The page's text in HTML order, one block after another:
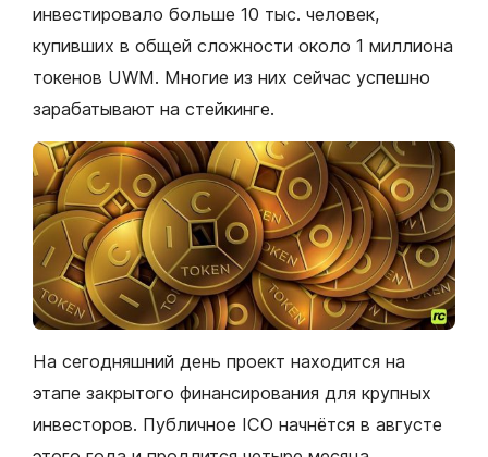
инвестировало больше 10 тыс. человек,
купивших в общей сложности около 1 миллиона
токенов UWM. Многие из них сейчас успешно
зарабатывают на стейкинге.
На сегодняшний день проект находится на
этапе закрытого финансирования для крупных
инвесторов. Публичное ICO начнётся в августе